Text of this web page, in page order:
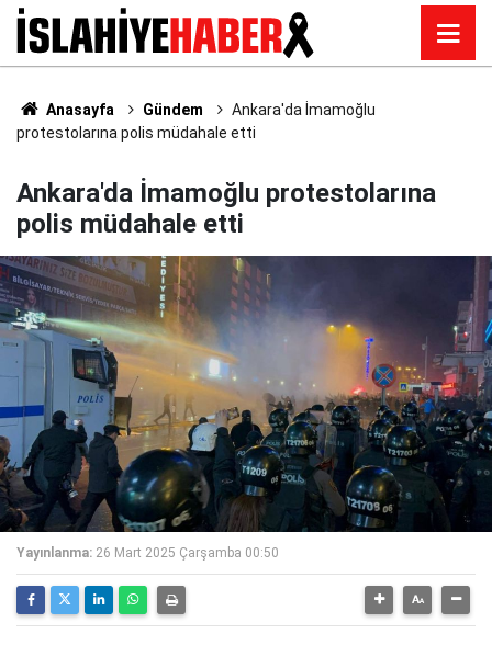
Anasayfa Gündem
Ankara'da İmamoğlu
protestolarına polis müdahale etti
Ankara'da İmamoğlu protestolarına
polis müdahale etti
Yayınlanma: 26 Mart 2025 Çarşamba 00:50